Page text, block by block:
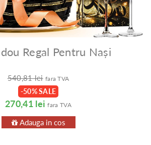
Regal Pentru Nași
540,81 lei fara TVA
-50% SALE
270,41 lei fara TVA
Adauga in cos